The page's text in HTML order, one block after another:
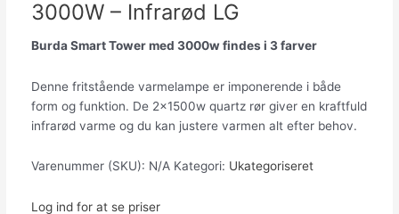
3000W – Infrarød LG
Burda Smart Tower med 3000w findes i 3 farver
Denne fritstående varmelampe er imponerende i både
form og funktion. De 2x1500w quartz rør giver en kraftfuld
infrarød varme og du kan justere varmen alt efter behov.
Varenummer (SKU): N/A Kategori: Ukategoriseret
Log ind for at se priser